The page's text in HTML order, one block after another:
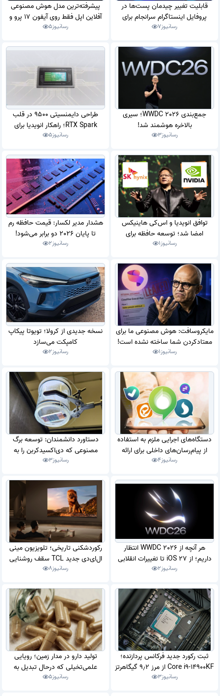
قابلیت تغییر چیدمان پست‌ها در
پروفایل اینستاگرام سرانجام برای
عموم عرضه شد
رسانیوز7
پیشرفته‌ترین مدل هوش مصنوعی
آفلاین اپل فقط روی آیفون 17 پرو و
آیفون ایر اجرا می‌شود
رسانیوز5
جمع‌بندی WWDC 2026؛ سیری
بالاخره هوشمند شد!
رسانیوز3
طراحی دایمنسیتی 9500 در قلب
RTX Spark؛ راهکار انویدیا برای
پردازش‌های سنگین
رسانیوز5
توافق انویدیا و اس‌کی هاینیکس
امضا شد؛ توسعه حافظه برای
کارخانه‌های هوش مصنوعی
رسانیوز1
هشدار مدیر لکسار: قیمت حافظه رم
تا پایان 2026 دو برابر می‌شود!
رسانیوز2
مایکروسافت: هوش مصنوعی ما برای
معتاد‌کردن شما ساخته نشده است!
رسانیوز1
نسخه جدیدی از کرولا؛ تویوتا پیکاپ
کامپکت می‌سازد
رسانیوز2
دستگاه‌های اجرایی ملزم به استفاده
از پیام‌رسان‌های داخلی برای ارائه
خدمات پرکاربرد شدند
رسانیوز4
دستاورد دانشمندان: توسعه برگ
مصنوعی که دی‌اکسیدکربن را به
سوخت مایع تبدیل می‌کند
رسانیوز3
هر آنچه از WWDC 2026 انتظار
داریم؛ از iOS 27 تا تغییرات انقلابی
سیری
رسانیوز2
رکوردشکنی تاریخی؛ تلویزیون مینی
ال‌ای‌دی جدید TCL سقف روشنایی
رسانیوز8
ثبت رکورد جدید فرکانس پردازنده؛
Core i9-14900KF از مرز 9٫2 گیگاهرتز
عبور کرد
رسانیوز3
تولید دارو در مدار زمین؛ رویایی
علمی‌تخیلی که درحال تبدیل به
واقعیت است
رسانیوز5